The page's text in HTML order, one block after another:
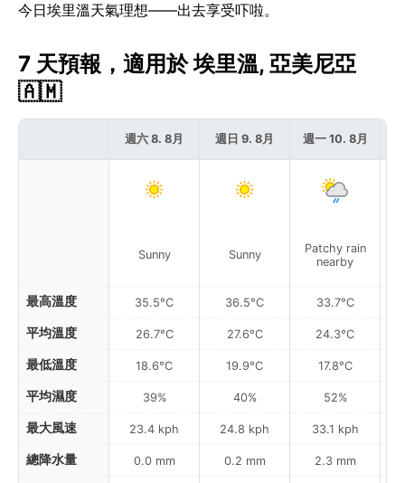
今日埃里溫天氣理想——出去享受吓啦。
7 天預報，適用於 埃里溫, 亞美尼亞
🇦🇲
最高溫度
平均溫度
最低溫度
平均濕度
最大風速
總降水量
週六 8. 8月
Sunny
35.5°C
26.7°C
18.6°C
39%
23.4 kph
0.0 mm
週日 9. 8月
Sunny
36.5°C
27.6°C
19.9°C
40%
24.8 kph
0.2 mm
週一 10. 8月
Patchy rain
nearby
33.7°C
24.3°C
17.8°C
52%
33.1 kph
2.3 mm